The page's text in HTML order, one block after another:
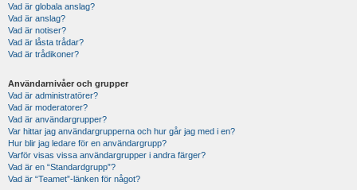
Vad är globala anslag?
Vad är anslag?
Vad är notiser?
Vad är låsta trådar?
Vad är trådikoner?
Användarnivåer och grupper
Vad är administratörer?
Vad är moderatorer?
Vad är användargrupper?
Var hittar jag användargrupperna och hur går jag med i en?
Hur blir jag ledare för en användargrupp?
Varför visas vissa användargrupper i andra färger?
Vad är en “Standardgrupp”?
Vad är “Teamet”-länken för något?